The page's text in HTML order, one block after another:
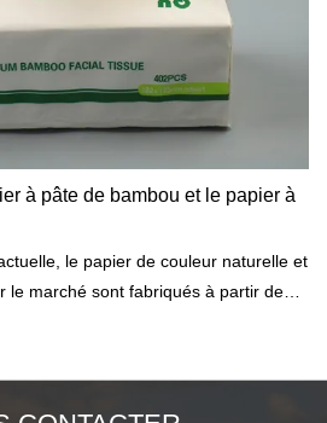
à pâte de bambou et le papier à
le papier de couleur naturelle et
le marché sont fabriqués à partir de